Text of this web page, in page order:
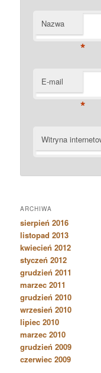
Nazwa
*
E-mail
*
Witryna
ARCHIWA
sierpień 2016
listopad 2013
kwiecień 2012
styczeń 2012
grudzień 2011
marzec 2011
grudzień 2010
wrzesień 2010
lipiec 2010
marzec 2010
grudzień 2009
czerwiec 2009